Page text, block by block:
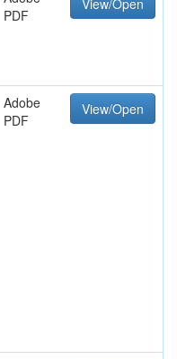
PDF
View/Open
Adobe
PDF
View/Open